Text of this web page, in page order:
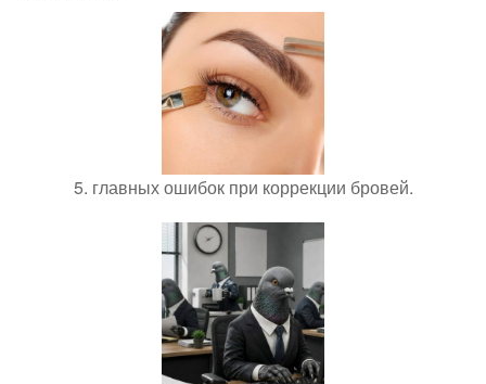
5. главных ошибок при коррекции бровей.